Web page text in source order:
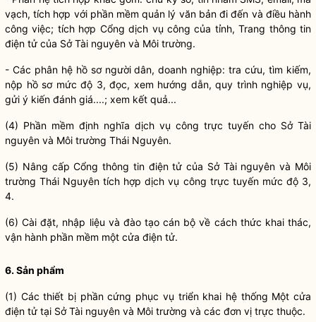
vạch, tích hợp với phần mềm quản lý văn bản đi đến và điều hành
công việc; tích hợp Cổng dịch vụ công của tỉnh, Trang thông tin
điện tử của Sở Tài nguyên và Môi trường.
- Các phân hệ hồ sơ người dân, doanh nghiệp: tra cứu, tìm kiếm,
nộp hồ sơ mức độ 3, đọc, xem hướng dẫn, quy trình nghiệp vụ,
gửi ý kiến đánh giá....; xem kết quả...
(4) Phần mềm định nghĩa dịch vụ công trực tuyến cho Sở Tài
nguyên và Môi trường Thái Nguyên.
(5) Nâng cấp Cổng thông tin điện tử của Sở Tài nguyên và Môi
trường Thái Nguyên tích hợp dịch vụ công trực tuyến mức độ 3,
4.
(6) Cài đặt, nhập liệu và đào tạo cán bộ về cách thức khai thác,
vận hành phần mềm một cửa điện tử.
6. Sản phẩm
(1) Các thiết bị phần cứng phục vụ triển khai hệ thống Một cửa
điện tử tại Sở Tài nguyên và Môi trường và các đơn vị trực thuộc.